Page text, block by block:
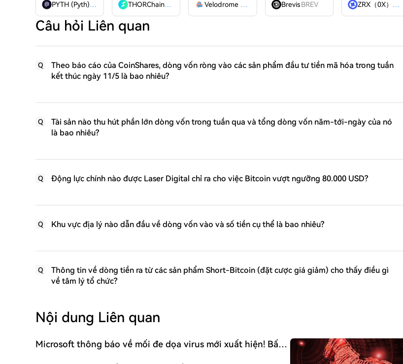
PYTH (Pyth)
PYTH THORChain
RUNE Velodrome Finance VELODROME
Brevis BREV ZRX（0X）
ZRX
Câu hỏi Liên quan
Q
Theo báo cáo của CoinShares, dòng vốn ròng vào các sản phẩm đầu tư tiền mã hóa trong tuần
kết thúc ngày 11/5 là bao nhiêu?
Q
Tài sản nào thu hút phần lớn dòng vốn trong tuần qua và tổng dòng vốn năm-tới-ngày của nó
là bao nhiêu?
Q Động lực chính nào được Laser Digital chỉ ra cho việc Bitcoin vượt ngưỡng 80.000 USD?
Q Khu vực địa lý nào dẫn đầu về dòng vốn vào và số tiền cụ thể là bao nhiêu?
Q
Thông tin về dòng tiền ra từ các sản phẩm Short-Bitcoin (đặt cược giá giảm) cho thấy điều gì
về tâm lý tổ chức?
Nội dung Liên quan
Microsoft thông báo về mối đe dọa virus mới xuất hiện! Bất